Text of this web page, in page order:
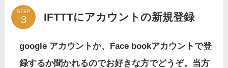
STEP IFTTTにアカウントの新規登録
google アカウントか、Face bookアカウントで登
録するか聞かれるのでお好きな方でどうぞ。当方